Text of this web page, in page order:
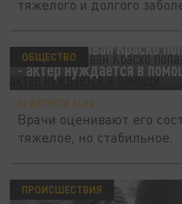
тяжелого и долгого
94-летний Иван Краско
- актер нуждается в
ОБЩЕСТВО
02 АВГУСТА 14:24
Врачи оценивают его
тяжелое, но стабильное.
ПРОИСШЕСТВИЯ